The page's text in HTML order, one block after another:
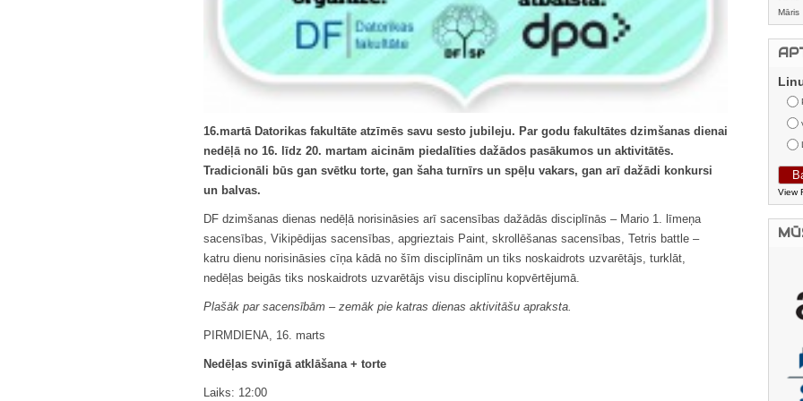
16.martā Datorikas fakultāte atzīmēs savu sesto jubileju. Par godu fakultātes dzimšanas dienai
nedēļā no 16. līdz 20. martam aicinām piedalīties dažādos pasākumos un aktivitātēs.
Tradicionāli būs gan svētku torte, gan šaha turnīrs un spēļu vakars, gan arī dažādi konkursi
un balvas.
DF dzimšanas dienas nedēļā norisināsies arī sacensības dažādās disciplīnās – Mario 1. līmeņa
sacensības, Vikipēdijas sacensības, apgrieztais Paint, skrollēšanas sacensības, Tetris battle –
katru dienu norisināsies cīņa kādā no šīm disciplīnām un tiks noskaidrots uzvarētājs, turklāt,
nedēļas beigās tiks noskaidrots uzvarētājs visu disciplīnu kopvērtējumā.
Plašāk par sacensībām – zemāk pie katras dienas aktivitāšu apraksta.
PIRMDIENA, 16. marts
Nedēļas svinīgā atklāšana + torte
Laiks: 12:00
Māris
View